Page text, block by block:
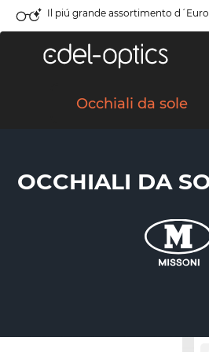
Il piú grande assortimento
Occhiali da sole
OCCHIALI DA